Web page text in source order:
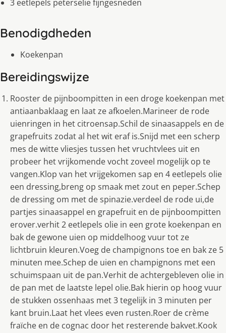
3 eetlepels peterselie fijngesneden
Benodigdheden
Koekenpan
Bereidingswijze
Rooster de pijnboompitten in een droge koekenpan met
antiaanbaklaag en laat ze afkoelen.Marineer de rode
uienringen in het citroensap.Schil de sinaasappels en de
grapefruits zodat al het wit eraf is.Snijd met een scherp
mes de witte vliesjes tussen het vruchtvlees uit en
probeer het vrijkomende vocht zoveel mogelijk op te
vangen.Klop van het vrijgekomen sap en 4 eetlepels olie
een dressing,breng op smaak met zout en peper.Schep
de dressing om met de spinazie.verdeel de rode ui,de
partjes sinaasappel en grapefruit en de pijnboompitten
erover.verhit 2 eetlepels olie in een grote koekenpan en
bak de gewone uien op middelhoog vuur tot ze
lichtbruin kleuren.Voeg de champignons toe en bak ze 5
minuten mee.Schep de uien en champignons met een
schuimspaan uit de pan.Verhit de achtergebleven olie in
de pan met de laatste lepel olie.Bak hierin op hoog vuur
de stukken ossenhaas met 3 tegelijk in 3 minuten per
kant bruin.Laat het vlees even rusten.Roer de crème
fraïche en de cognac door het resterende bakvet.Kook